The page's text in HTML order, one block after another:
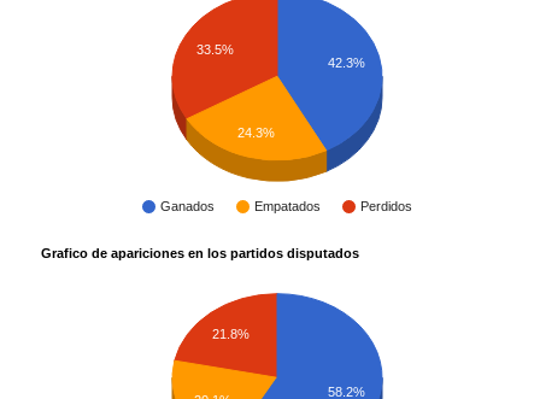
Ganados Empatados Perdidos
42.3%
33.5%
24.3%
Grafico de apariciones en los partidos disputados
21.8%
58.2%